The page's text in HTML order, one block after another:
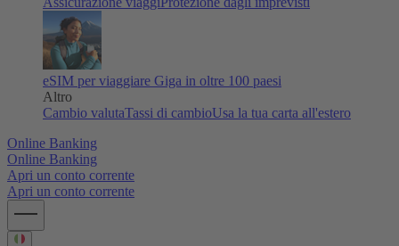
eSIM per viaggiare Giga in oltre 100 paesi
Altro
Cambio valutaTassi di cambioUsa la tua carta all'estero
Online Banking
Online Banking
Apri un conto corrente
Apri un conto corrente